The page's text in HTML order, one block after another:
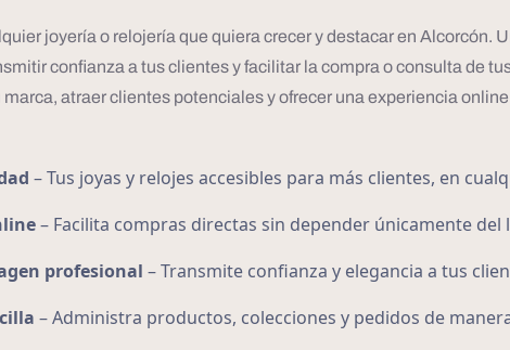
joyería o relojería que quiera crecer y destacar en Alcorcón.
confianza a tus clientes y facilitar la compra o consulta de
atraer clientes potenciales y ofrecer una experiencia
– Tus joyas y relojes accesibles para más clientes, en
– Facilita compras directas sin depender únicamente del
profesional – Transmite confianza y elegancia a tus
– Administra productos, colecciones y pedidos de